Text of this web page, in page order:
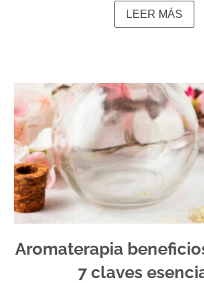
LEER MÁS
Aromaterapia
7 claves